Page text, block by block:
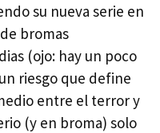
su nueva serie en
bromas
(ojo: hay un poco
riesgo que define
entre el terror y
(y en broma) solo